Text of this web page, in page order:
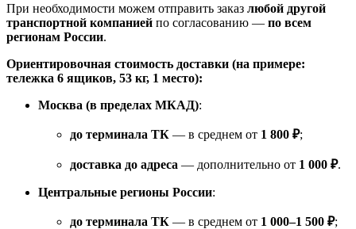
При необходимости можем отправить заказ любой другой
транспортной компанией по согласованию — по всем
регионам России.
Ориентировочная стоимость доставки (на примере:
тележка 6 ящиков, 53 кг, 1 место):
Москва (в пределах МКАД):
до терминала ТК — в среднем от 1 800 ₽;
доставка до адреса — дополнительно от 1 000 ₽.
Центральные регионы России:
до терминала ТК — в среднем от 1 000–1 500 ₽;